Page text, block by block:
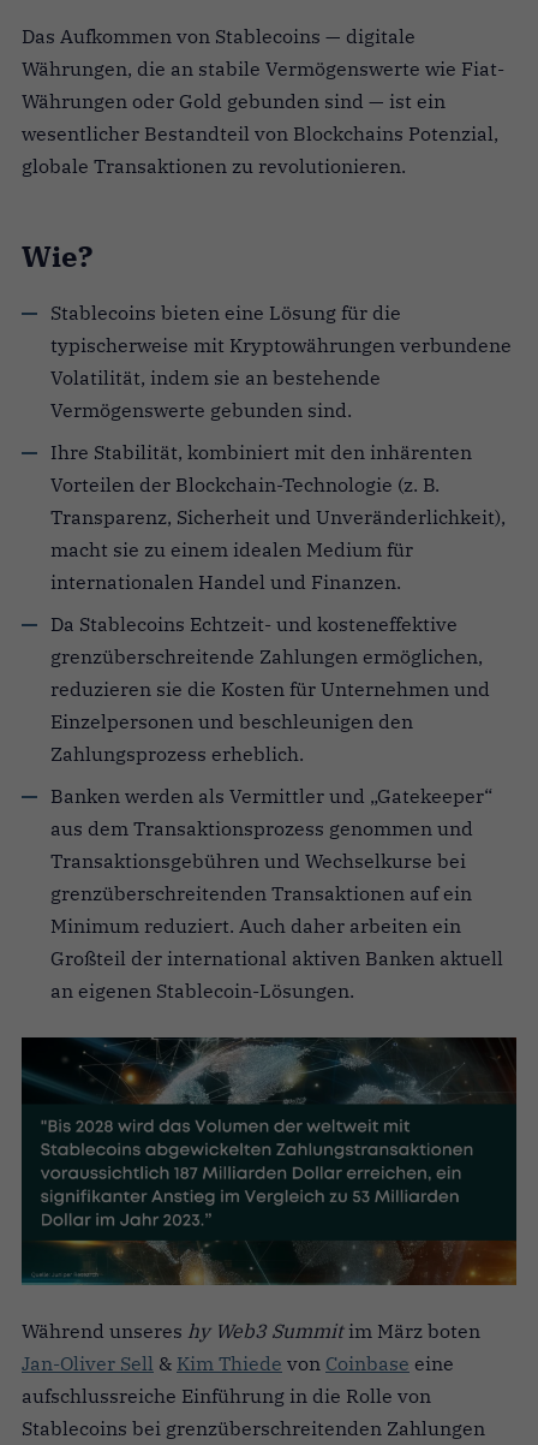
Das Aufkommen von Stablecoins — digitale
Währungen, die an stabile Vermögenswerte wie Fiat-
Währungen oder Gold gebunden sind — ist ein
wesentlicher Bestandteil von Blockchains Potenzial,
globale Transaktionen zu revolutionieren.
Wie?
Stablecoins bieten eine Lösung für die
typischerweise mit Kryptowährungen verbundene
Volatilität, indem sie an bestehende
Vermögenswerte gebunden sind.
Ihre Stabilität, kombiniert mit den inhärenten
Vorteilen der Blockchain-Technologie (z. B.
Transparenz, Sicherheit und Unveränderlichkeit),
macht sie zu einem idealen Medium für
internationalen Handel und Finanzen.
Da Stablecoins Echtzeit- und kosteneffektive
grenzüberschreitende Zahlungen ermöglichen,
reduzieren sie die Kosten für Unternehmen und
Einzelpersonen und beschleunigen den
Zahlungsprozess erheblich.
Banken werden als Vermittler und „Gatekeeper“
aus dem Transaktionsprozess genommen und
Transaktionsgebühren und Wechselkurse bei
grenzüberschreitenden Transaktionen auf ein
Minimum reduziert. Auch daher arbeiten ein
Großteil der international aktiven Banken aktuell
an eigenen Stablecoin-Lösungen.
Während unseres hy Web3 Summitim März boten
Jan-Oliver Sell & Kim Thiede von Coinbase eine
aufschlussreiche Einführung in die Rolle von
Stablecoins bei grenzüberschreitenden Zahlungen